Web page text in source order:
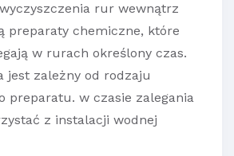
rur wewnątrz
preparaty chemiczne, które
w rurach określony czas.
jest zależny od rodzaju
preparatu. w czasie zalegania
z instalacji wodnej